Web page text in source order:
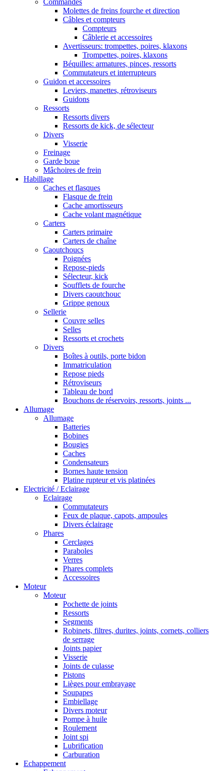
Commandes
Molettes de freins fourche et direction
Câbles et compteurs
Compteurs
Câblerie et accessoires
Avertisseurs: trompettes, poires, klaxons
Trompettes, poires, klaxons
Béquilles: armatures, pinces, ressorts
Commutateurs et interrupteurs
Guidon et accessoires
Leviers, manettes, rétroviseurs
Guidons
Ressorts
Ressorts divers
Ressorts de kick, de sélecteur
Divers
Visserie
Freinage
Garde boue
Mâchoires de frein
Habillage
Caches et flasques
Flasque de frein
Cache amortisseurs
Cache volant magnétique
Carters
Carters primaire
Carters de chaîne
Caoutchoucs
Poignées
Repose-pieds
Sélecteur, kick
Soufflets de fourche
Divers caoutchouc
Grippe genoux
Sellerie
Couvre selles
Selles
Ressorts et crochets
Divers
Boîtes à outils, porte bidon
Immatriculation
Repose pieds
Rétroviseurs
Tableau de bord
Bouchons de réservoirs, ressorts, joints ...
Allumage
Allumage
Batteries
Bobines
Bougies
Caches
Condensateurs
Bornes haute tension
Platine rupteur et vis platinées
Electricité / Eclairage
Eclairage
Commutateurs
Feux de plaque, capots, ampoules
Divers éclairage
Phares
Cerclages
Paraboles
Verres
Phares complets
Accessoires
Moteur
Moteur
Pochette de joints
Ressorts
Segments
Robinets, filtres, durites, joints, cornets, colliers
de serrage
Joints papier
Visserie
Joints de culasse
Pistons
Lièges pour embrayage
Soupapes
Embiellage
Divers moteur
Pompe à huile
Roulement
Joint spi
Lubrification
Carburation
Echappement